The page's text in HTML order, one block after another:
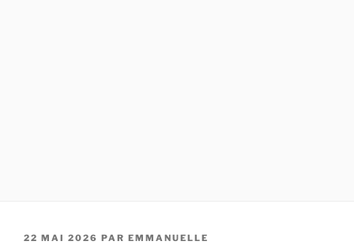
PUBLIÉ
22 MAI 2026 PAR EMMANUELLE